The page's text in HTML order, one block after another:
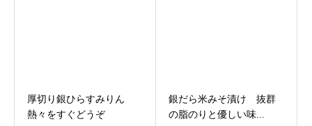
厚切り銀ひらすみりん
熱々をすぐどうぞ
銀だら米みそ漬け 抜群
の脂のりと優しい味...